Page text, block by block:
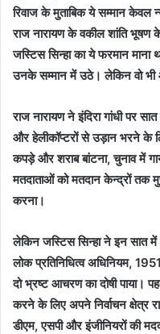
रिवाज के मुताबिक ये सम्मान केवल
राज नारायण के वकील शांति भूषण
जस्टिस सिन्हा का ये फरमान
उनके सम्मान में उठे। लेकिन वो
राज नारायण ने इंदिरा गांधी पर
और हेलीकॉप्टरों से उड़ान भरने के
कपड़े और शराब बांटना, चुनाव में
मतदाताओं को मतदान केन्द्रों तक
करना।
लेकिन जस्टिस सिन्हा ने इन सात में
लोक प्रतिनिधित्व अधिनियम,
दो भ्रष्ट आचरण का दोषी पाया।
करने के लिए अपने निर्वाचन क्षेत्र
डीएम, एसपी और इंजीनियरों की